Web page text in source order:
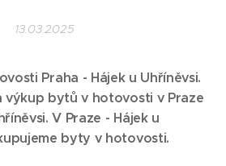
13.03.2025
Praha - Hájek u Uhříněvsi.
výkup bytů v hotovosti v Praze
. V Praze - Hájek u
byty v hotovosti.